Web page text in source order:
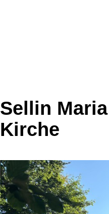
Sellin
Kirche